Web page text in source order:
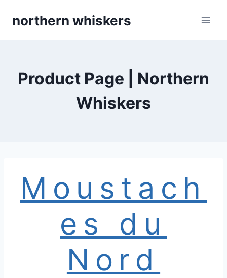
northern whiskers
Product Page | Northern
Whiskers
Moustach
es du
Nord